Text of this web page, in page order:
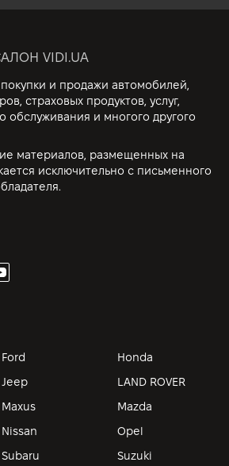
VIDI.UA
и продажи автомобилей,
страховых продуктов, услуг,
обслуживания и многого другого
материалов, размещенных на
исключительно с письменного
Ford
Honda
Jeep
LAND ROVER
Maxus
Mazda
Nissan
Opel
Subaru
Suzuki